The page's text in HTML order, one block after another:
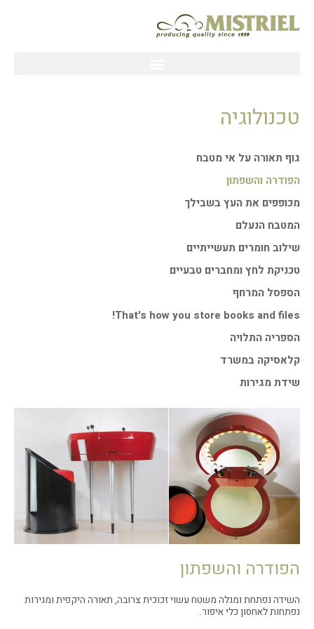
לתוכן
טכנולוגיה
גוף תאורה על אי מטבח
הפודרה והשפתון
מכופפים את העץ בשבילך
המטבח הנעלם
שילוב חומרים תעשייתיים
טכניקת לחץ ומחברים טבעיים
הספסל המרחף
That's how you store books and files!
הספריה התלויה
קלאסיקה במשרד
שידת מגירות
הפודרה והשפתון
השידה נפתחת ומגלה משטח עשוי זכוכית צרובה, תאורה היקפית ומגירות
נפתחות לאחסון כלי איפור.